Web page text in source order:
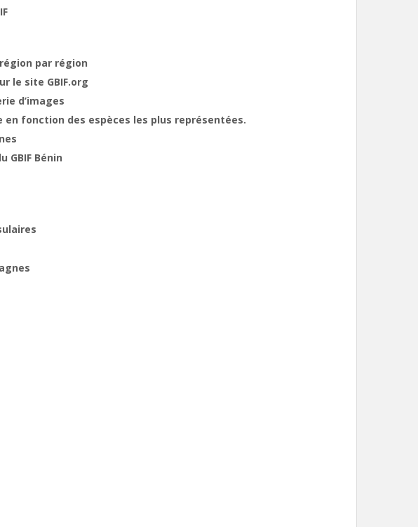
par région
le site GBIF.org
d’images
fonction des espèces les plus représentées.
GBIF Bénin